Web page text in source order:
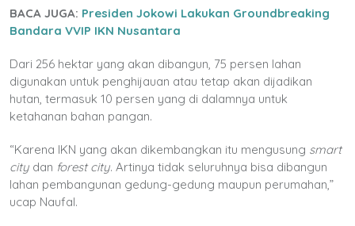
BACA JUGA: Presiden Jokowi Lakukan Groundbreaking
Bandara VVIP IKN Nusantara
Dari 256 hektar yang akan dibangun, 75 persen lahan
digunakan untuk penghijauan atau tetap akan dijadikan
hutan, termasuk 10 persen yang di dalamnya untuk
ketahanan bahan pangan.
“Karena IKN yang akan dikembangkan itu mengusung smart
city dan forest city. Artinya tidak seluruhnya bisa dibangun
lahan pembangunan gedung-gedung maupun perumahan,”
ucap Naufal.